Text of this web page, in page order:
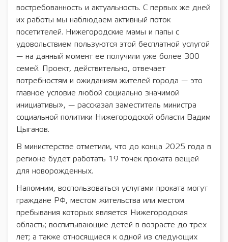
востребованность и актуальность. С первых же дней
их работы мы наблюдаем активный поток
посетителей. Нижегородские мамы и папы с
удовольствием пользуются этой бесплатной услугой
— на данный момент ее получили уже более 300
семей. Проект, действительно, отвечает
потребностям и ожиданиям жителей города — это
главное условие любой социально значимой
инициативы», — рассказал заместитель министра
социальной политики Нижегородской области Вадим
Цыганов.
В министерстве отметили, что до конца 2025 года в
регионе будет работать 19 точек проката вещей
для новорожденных.
Напомним, воспользоваться услугами проката могут
граждане РФ, местом жительства или местом
пребывания которых является Нижегородская
область; воспитывающие детей в возрасте до трех
лет; а также относящиеся к одной из следующих